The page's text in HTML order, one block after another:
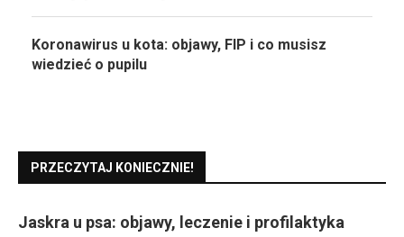
Koronawirus u kota: objawy, FIP i co musisz
wiedzieć o pupilu
PRZECZYTAJ KONIECZNIE!
Jaskra u psa: objawy, leczenie i profilaktyka